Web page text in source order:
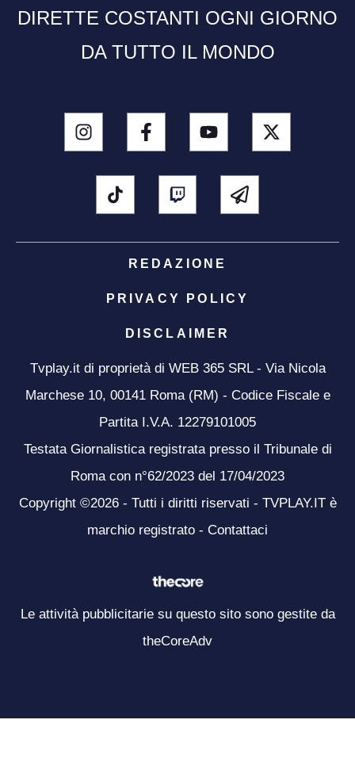
DIRETTE COSTANTI OGNI GIORNO
DA TUTTO IL MONDO
REDAZIONE
PRIVACY POLICY
DISCLAIMER
Tvplay.it di proprietà di WEB 365 SRL - Via Nicola
Marchese 10, 00141 Roma (RM) - Codice Fiscale e
Partita I.V.A. 12279101005
Testata Giornalistica registrata presso il Tribunale di
Roma con n°62/2023 del 17/04/2023
Copyright ©2026 - Tutti i diritti riservati - TVPLAY.IT è
marchio registrato - Contattaci
Le attività pubblicitarie su questo sito sono gestite da
theCoreAdv